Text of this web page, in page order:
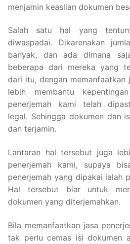
menjamin keaslian dokumen
Salah satu hal yang
diwaspadai. Dikarenakan
banyak, dan ada dimana
beberapa dari mereka yang
dari itu, dengan memanfaatkan
lebih membantu
penerjemah kami telah
legal. Sehingga dokumen dan
dan terjamin.
Lantaran hal tersebut juga
penerjemah kami, supaya
penerjemah yang dipakai ialah
Hal tersebut biar untuk
dokumen yang diterjemahkan.
Bila memanfaatkan jasa
tak perlu cemas isi dokumen